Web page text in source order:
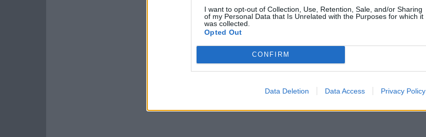
I want to opt-out of Collection, Use, Retention, Sale, and/or Sharing
of my Personal Data that Is Unrelated with the Purposes for which it
was collected.
Opted Out
CONFIRM
Data Deletion Data Access Privacy Policy